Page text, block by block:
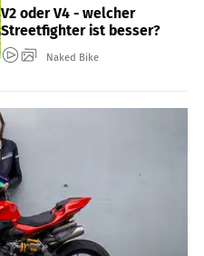
V2 oder V4 - welcher
Streetfighter ist besser?
Naked Bike